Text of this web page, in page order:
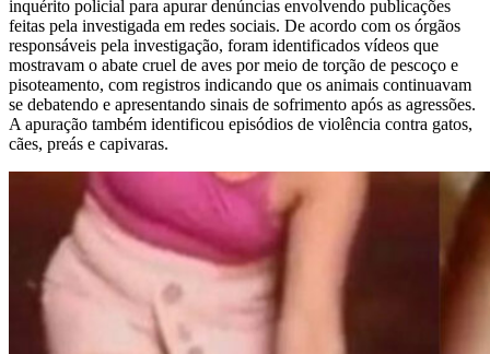
inquérito policial para apurar denúncias envolvendo publicações
feitas pela investigada em redes sociais. De acordo com os órgãos
responsáveis pela investigação, foram identificados vídeos que
mostravam o abate cruel de aves por meio de torção de pescoço e
pisoteamento, com registros indicando que os animais continuavam
se debatendo e apresentando sinais de sofrimento após as agressões.
A apuração também identificou episódios de violência contra gatos,
cães, preás e capivaras.